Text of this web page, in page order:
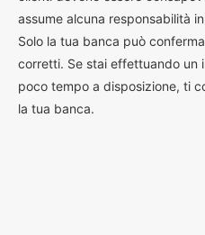
assume alcuna responsabilità
Solo la tua banca può
corretti. Se stai effettuando un
poco tempo a disposizione, ti
la tua banca.